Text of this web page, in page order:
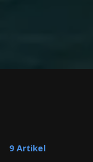
9 Artikel